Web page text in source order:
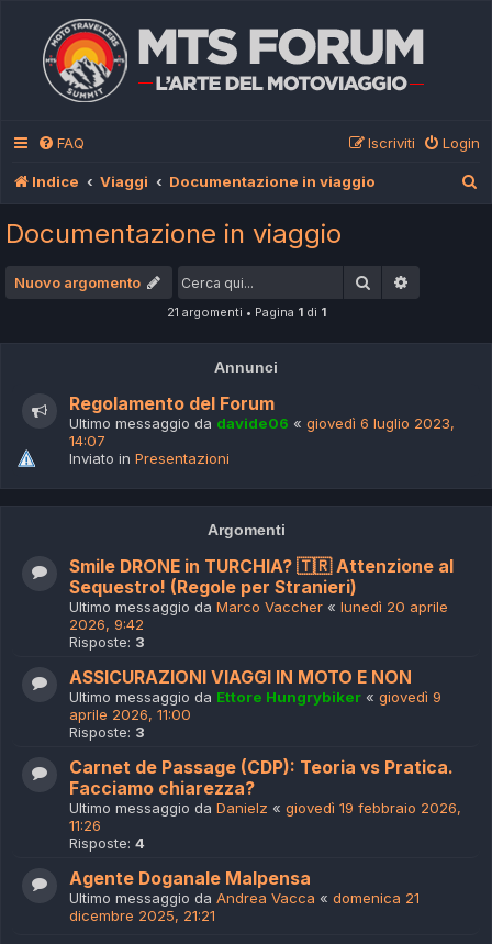
FAQ Login
Iscriviti
Indice Viaggi Documentazione in viaggio
Documentazione in viaggio
Nuovo argomento Cerca
21 argomenti • Pagina 1di 1
Annunci
Regolamento del Forum
Ultimo messaggio da davide06 « giovedì 6 luglio 2023,
14:07
Inviato in Presentazioni
Argomenti
Smile DRONE in TURCHIA? 🇹🇷 Attenzione al
Sequestro! (Regole per Stranieri)
Ultimo messaggio da Marco Vaccher « lunedì 20 aprile
2026, 9:42
Risposte: 3
ASSICURAZIONI VIAGGI IN MOTO E NON
Ultimo messaggio da Ettore Hungrybiker « giovedì 9
aprile 2026, 11:00
Risposte: 3
Carnet de Passage (CDP): Teoria vs Pratica.
Facciamo chiarezza?
Ultimo messaggio da Danielz « giovedì 19 febbraio 2026,
11:26
Risposte: 4
Agente Doganale Malpensa
Ultimo messaggio da Andrea Vacca « domenica 21
dicembre 2025, 21:21